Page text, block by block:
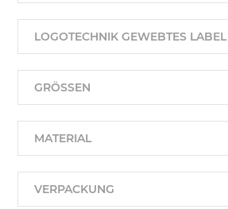
LOGOTECHNIK GEWEBTES LABEL
GRÖSSEN
MATERIAL
VERPACKUNG